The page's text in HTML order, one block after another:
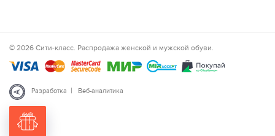
© 2026 Сити-класс. Распродажа женской и мужской обуви.
Разработка | Веб-аналитика